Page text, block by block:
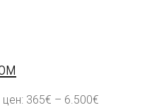
365€ – 6.500€